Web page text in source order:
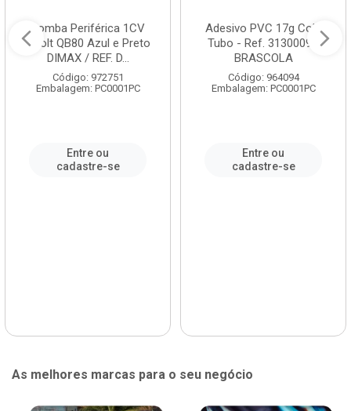
Bomba Periférica 1CV
Bivolt QB80 Azul e Preto
DIMAX / REF. D...
Código: 972751
Embalagem: PC0001PC
Entre ou
cadastre-se
Adesivo PVC 17g Cola
Tubo - Ref. 3130009 -
BRASCOLA
Código: 964094
Embalagem: PC0001PC
Entre ou
cadastre-se
As melhores marcas para o seu negócio